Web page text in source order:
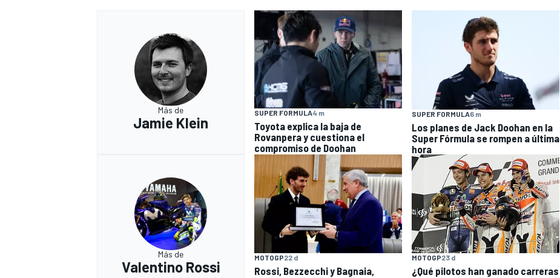
Más de
Jamie Klein
SUPER FORMULA4 m
Toyota explica la baja de
Rovanpera y cuestiona el
compromiso de Doohan
SUPER FORMULA6 m
Los planes de Jack Doohan en la
Super Fórmula se rompen a última
hora
Más de
Valentino Rossi
MOTOGP22 d
Rossi, Bezzecchi y Bagnaia,
MOTOGP23 d
¿Qué pilotos han ganado carreras